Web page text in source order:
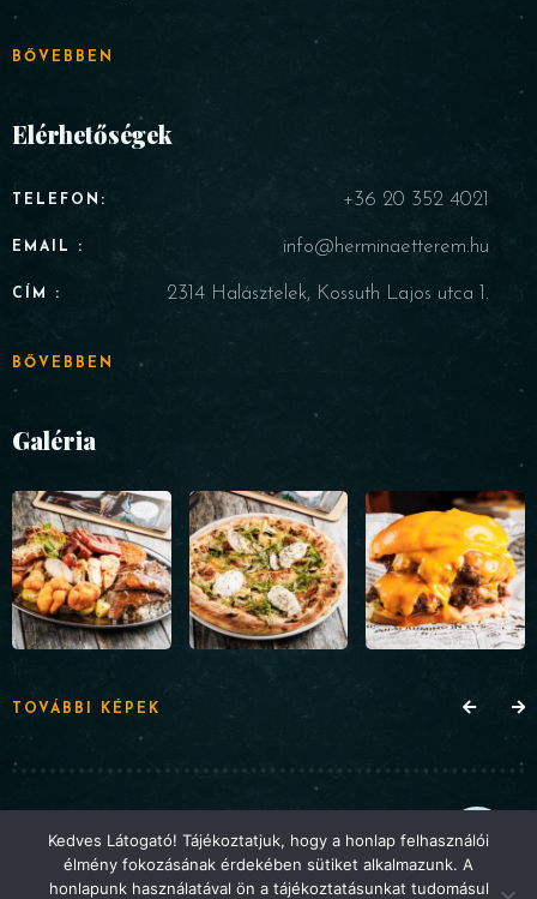
BŐVEBBEN
Elérhetőségek
TELEFON: +36 20 352 4021
EMAIL : info@herminaetterem.hu
CÍM : 2314 Halásztelek, Kossuth Lajos utca 1.
BŐVEBBEN
Galéria
TOVÁBBI KÉPEK
© Hermina Étterem 2025 . Minden jog fenntartva. A
weboldalt aWebbuilding készítette
Kedves Látogató! Tájékoztatjuk, hogy a honlap felhasználói
élmény fokozásának érdekében sütiket alkalmazunk. A
honlapunk használatával ön a tájékoztatásunkat tudomásul